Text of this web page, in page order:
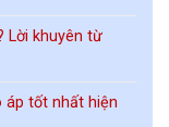
Lời khuyên từ
áp tốt nhất hiện